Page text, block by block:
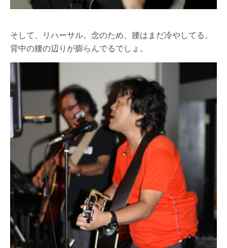
そして、リハーサル。念のため、腰はまだ冷やしてる。
背中の腰の辺りが膨らんでるでしょ。